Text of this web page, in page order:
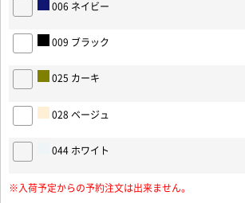
006 ネイビー
009 ブラック
025 カーキ
028 ベージュ
044 ホワイト
※入荷予定からの予約注文は出来ません。